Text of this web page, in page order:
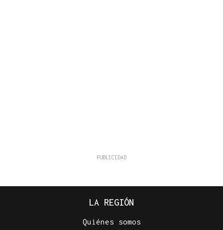
LA REGIÓN
Quiénes somos